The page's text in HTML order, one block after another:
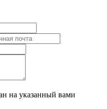
на указанный вами